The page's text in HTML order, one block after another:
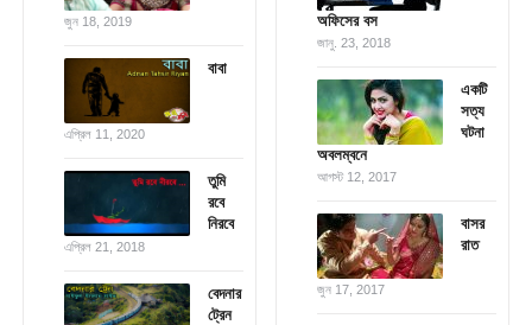
জুন 18, 2019
বাবা
এপ্রিল 11, 2020
তুমি
রবে
নিরবে
এপ্রিল 21, 2018
বেদনার
ট্রেন
অফিসের বস
জানু. 23, 2018
একটি
সত্য
ঘটনা
অবলম্বনে
আগস্ট 12, 2017
বাসর
রাত
জুন 17, 2017